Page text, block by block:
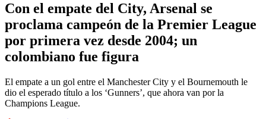
Con el empate del City, Arsenal se
proclama campeón de la Premier League
por primera vez desde 2004; un
colombiano fue figura
El empate a un gol entre el Manchester City y el Bournemouth le
dio el esperado título a los ‘Gunners’, que ahora van por la
Champions League.